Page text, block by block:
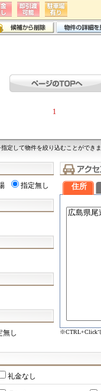
1
定して物件を絞り込むことができ
指定無し
無し
住所
※CTRL+Click
礼金なし